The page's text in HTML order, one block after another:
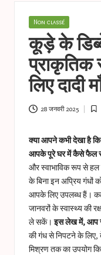
o
n
n
e
s
a
s
t
u
c
e
s
Posted
Non classé
कूड़े के
लिए दादी
28 जनवरी 2025
क्या आपने कभी देखा है
आपके पूरे घर में कैसे फैल
और स्वाभाविक रूप से हल
के बिना इन अप्रिय गंधों
आपके लिए उपलब्ध हैं।
जानवरों के स्वास्थ्य की
ले सकें।इस लेख में, आप
की गंध से निपटने के लिए,
मिश्रण तक का उपयोग